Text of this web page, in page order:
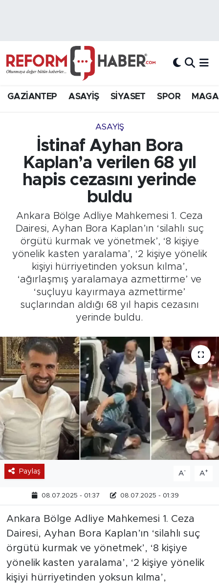
GAZİANTEP ASAYİŞ SİYASET SPOR
ASAYİŞ
İstinaf Ayhan Bora
Kaplan’a verilen 68 yıl
hapis cezasını yerinde
buldu
Ankara Bölge Adliye Mahkemesi 1. Ceza
Dairesi, Ayhan Bora Kaplan’ın ‘silahlı suç
örgütü kurmak ve yönetmek’, ‘8 kişiye
yönelik kasten yaralama’, ‘2 kişiye yönelik
kişiyi hürriyetinden yoksun kılma’,
‘ağırlaşmış yaralamaya azmettirme’ ve
‘suçluyu kayırmaya azmettirme’
suçlarından aldığı 68 yıl hapis cezasını
yerinde buldu.
Paylaş A- A+
08.07.2025 - 01:37 08.07.2025 - 01:39
Ankara Bölge Adliye Mahkemesi 1. Ceza
Dairesi, Ayhan Bora Kaplan’ın ‘silahlı suç
örgütü kurmak ve yönetmek’, ‘8 kişiye
yönelik kasten yaralama’, ‘2 kişiye yönelik
kişiyi hürriyetinden yoksun kılma’,
Hava Durumu
Süper Lig Puan Durumu ve Fikstür
Tüm Manşetler
Son Dakika Haberleri
Haber Arşivi